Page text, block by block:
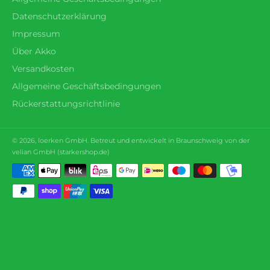
Datenschutzerklärung
Impressum
Über Akko
Versandkosten
Allgemeine Geschäftsbedingungen
Rückerstattungsrichtlinie
© 2026, loerken GmbH. Betreut und entwickelt in Braunschweig von der
velian GmbH (starkershop.de)
Zahlungsmethoden